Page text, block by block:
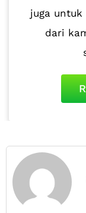
juga
dari